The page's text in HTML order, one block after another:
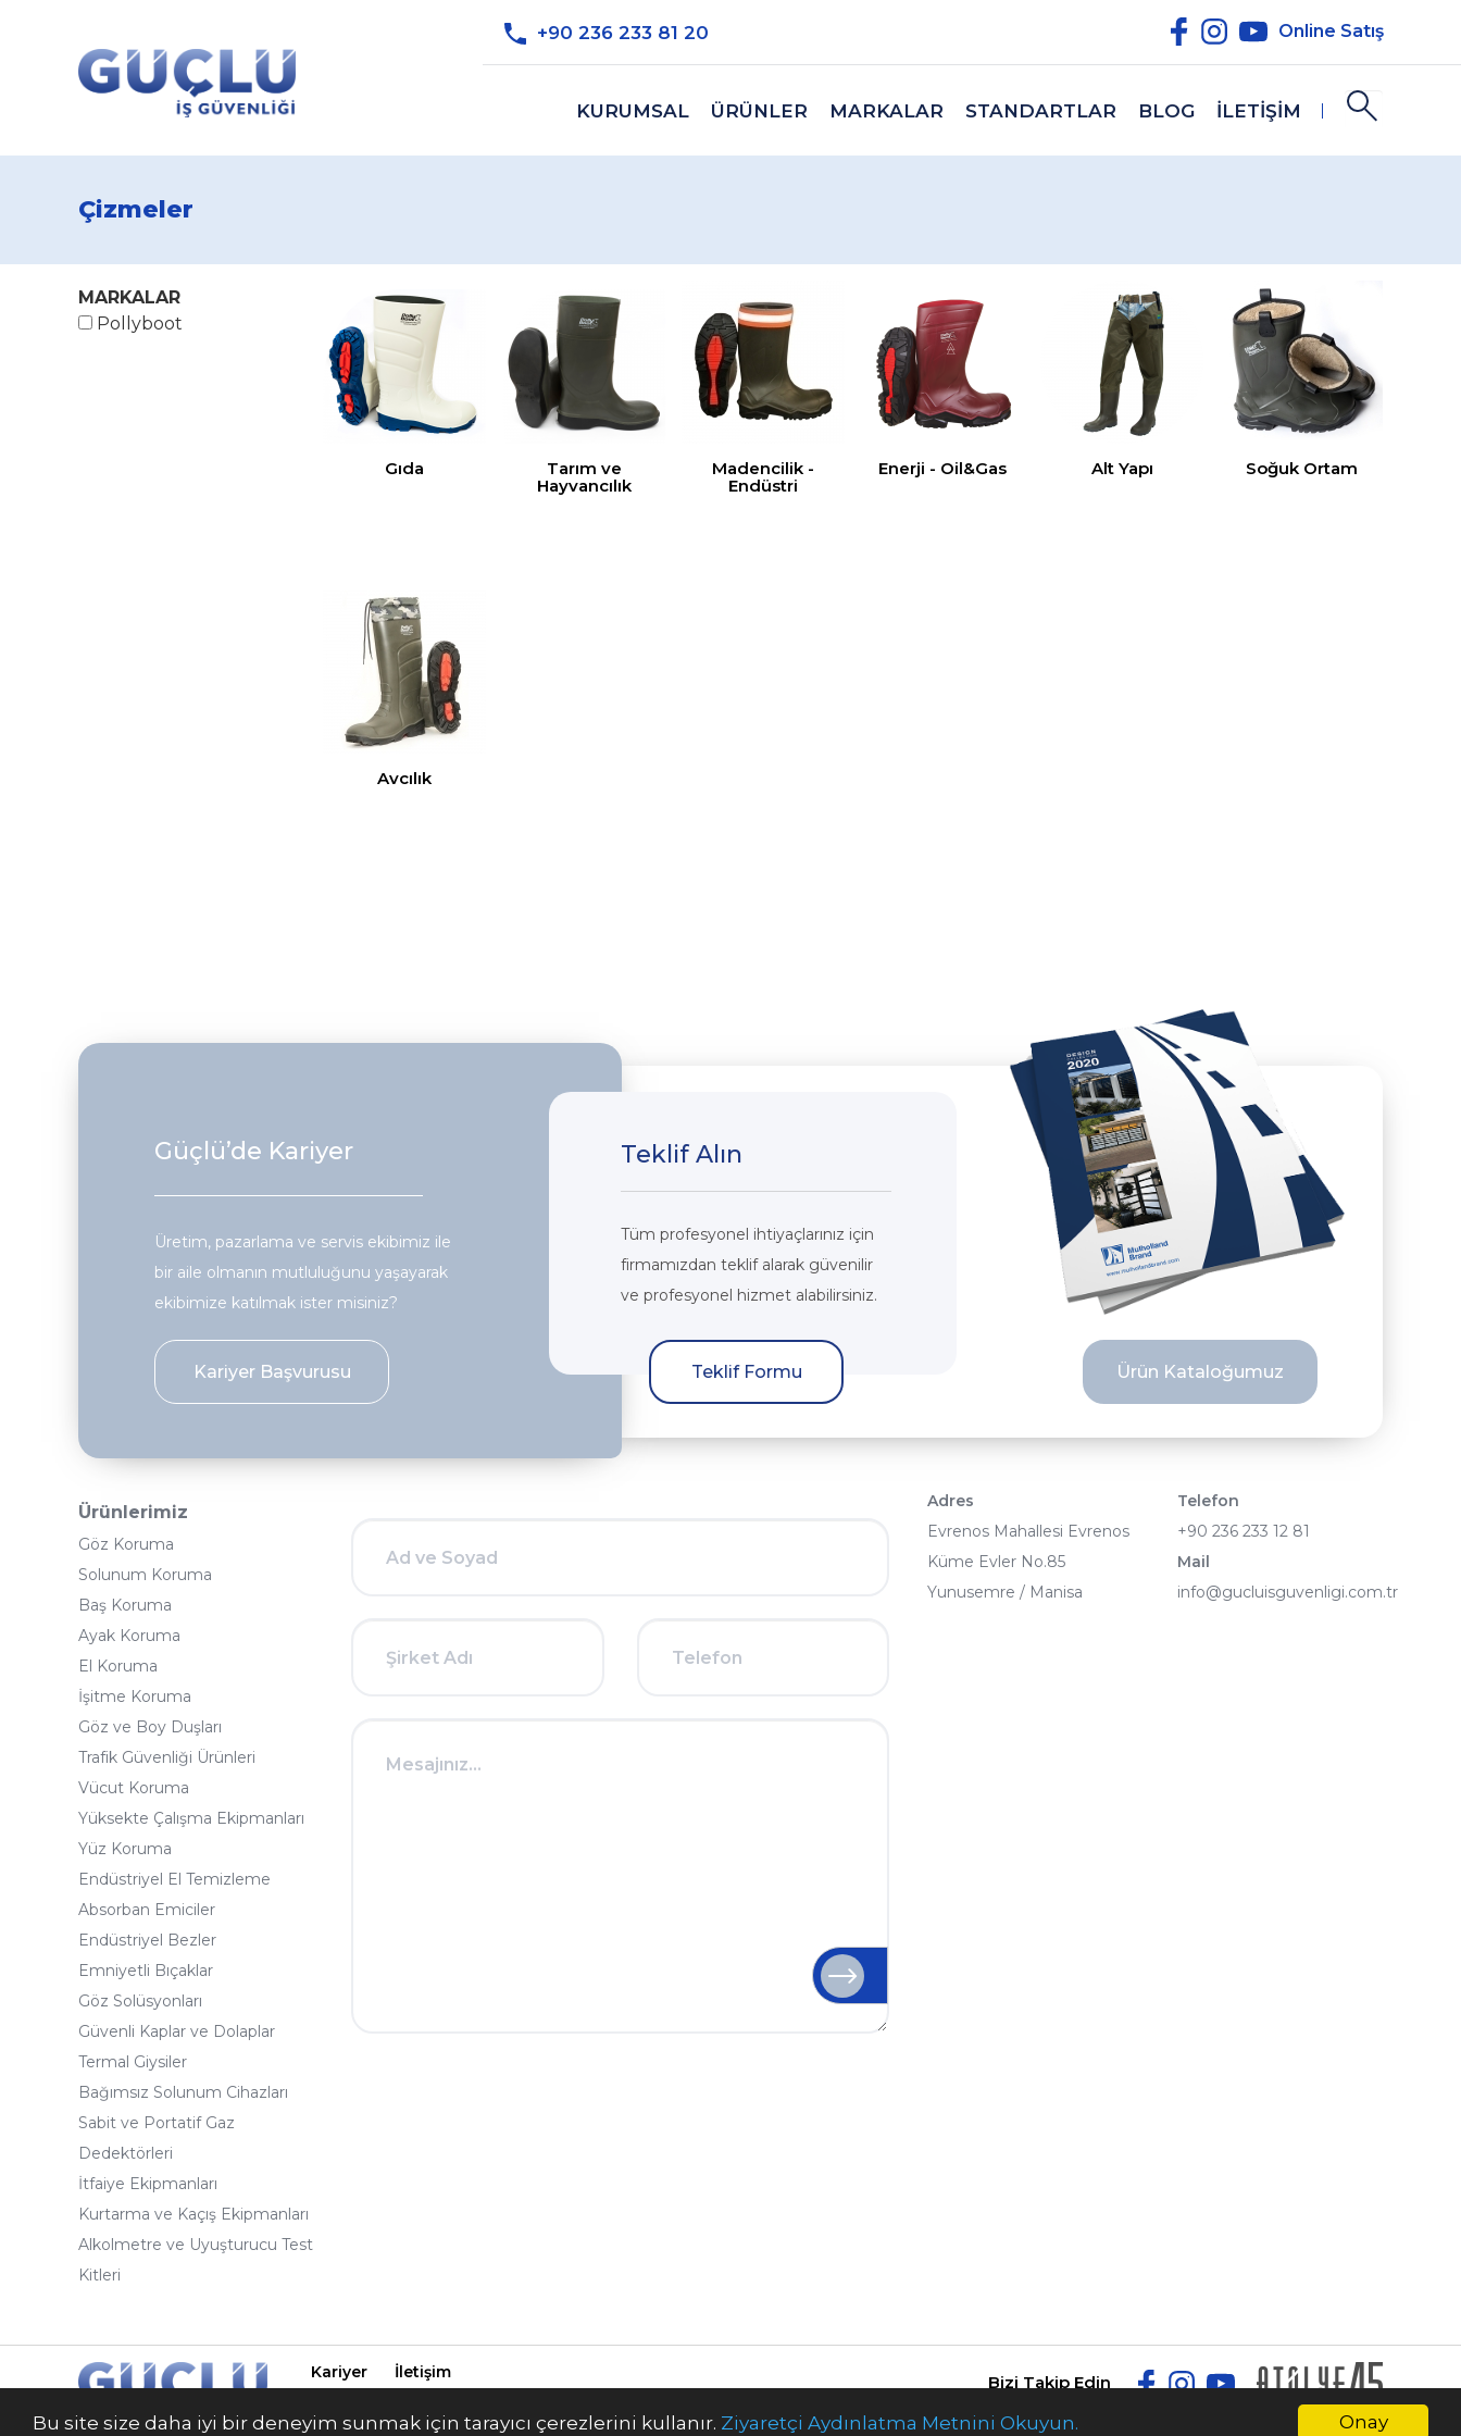
Onay
Bu site size daha iyi bir deneyim sunmak için tarayıcı çerezlerini kullanır. Ziyaretçi Aydınlatma Metnini Okuyun.
+90 236 233 81 20 Online Satış
KURUMSAL ÜRÜNLER MARKALAR STANDARTLAR BLOG İLETİŞİM
Çizmeler
MARKALAR
Pollyboot
Gıda
Tarım ve
Hayvancılık
Madencilik -
Endüstri
Enerji - Oil&Gas Alt Yapı Soğuk Ortam
Avcılık
Güçlü’de Kariyer
Üretim, pazarlama ve servis ekibimiz ile
bir aile olmanın mutluluğunu yaşayarak
ekibimize katılmak ister misiniz?
Kariyer Başvurusu
Teklif Alın
Tüm profesyonel ihtiyaçlarınız için
firmamızdan teklif alarak güvenilir
ve profesyonel hizmet alabilirsiniz.
Teklif Formu Ürün Kataloğumuz
Ürünlerimiz
Göz Koruma
Solunum Koruma
Baş Koruma
Ayak Koruma
El Koruma
İşitme Koruma
Göz ve Boy Duşları
Trafik Güvenliği Ürünleri
Vücut Koruma
Yüksekte Çalışma Ekipmanları
Yüz Koruma
Endüstriyel El Temizleme
Absorban Emiciler
Endüstriyel Bezler
Emniyetli Bıçaklar
Göz Solüsyonları
Güvenli Kaplar ve Dolaplar
Termal Giysiler
Bağımsız Solunum Cihazları
Sabit ve Portatif Gaz
Dedektörleri
İtfaiye Ekipmanları
Kurtarma ve Kaçış Ekipmanları
Alkolmetre ve Uyuşturucu Test
Kitleri
Adres
Evrenos Mahallesi Evrenos
Küme Evler No.85
Yunusemre / Manisa
Telefon
+90 236 233 12 81
Mail
info@gucluisguvenligi.com.tr
Kariyer İletişim Bizi Takip Edin